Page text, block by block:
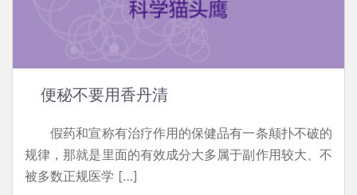
便秘不要用香丹清
假药和宣称有治疗作用的保健品有一条颠扑不破的
规律，那就是里面的有效成分大多属于副作用较大、不
被多数正规医学 […]